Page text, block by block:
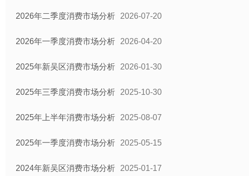
2026年二季度消费市场分析 2026-07-20
2026年一季度消费市场分析 2026-04-20
2025年新吴区消费市场分析 2026-01-30
2025年三季度消费市场分析 2025-10-30
2025年上半年消费市场分析 2025-08-07
2025年一季度消费市场分析 2025-05-15
2024年新吴区消费市场分析 2025-01-17